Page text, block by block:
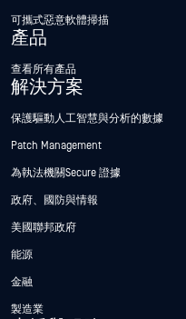
可攜式惡意軟體掃描
產品
查看所有產品
解決方案
保護驅動人工智慧與分析的數據
Patch Management
為執法機關Secure 證據
政府、國防與情報
美國聯邦政府
能源
金融
製造業